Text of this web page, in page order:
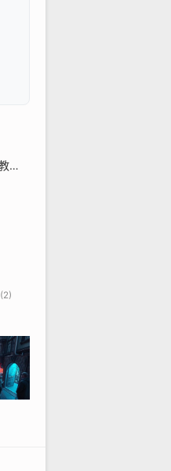
国外chatGPT官网黑客教程
(2)